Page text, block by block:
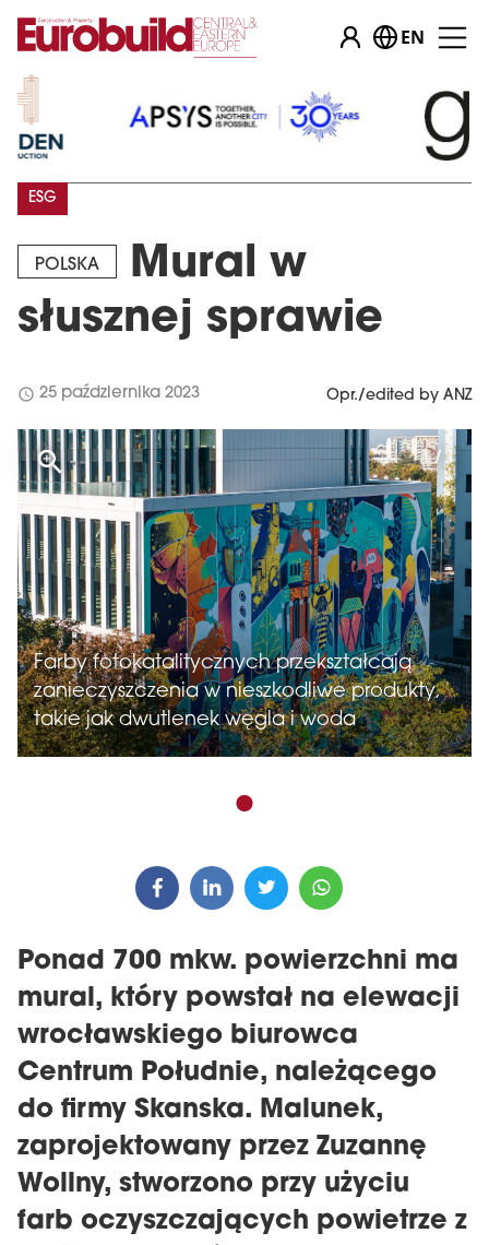
EN
POLSKA
Mural w
słusznej sprawie
ESG
schedule 25 października 2023 Opr./edited by ANZ
Farby fotokatalitycznych przekształcają
zanieczyszczenia w nieszkodliwe produkty,
takie jak dwutlenek węgla i woda
1 / 1
Ponad 700 mkw. powierzchni ma
mural, który powstał na elewacji
wrocławskiego biurowca
Centrum Południe, należącego
do firmy Skanska. Malunek,
zaprojektowany przez Zuzannę
Wollny, stworzono przy użyciu
farb oczyszczających powietrze z